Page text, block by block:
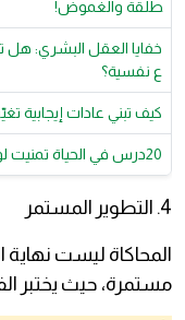
طلقة والغموض!
خفايا العقل البشري: هل
ع نفسية؟
كيف تبني عادات إيجابية
20درس في الحياة تمنيت لو عرفتها من قبل
4. التطوير المستمر
المحاكاة ليست نهاية
مستمرة، حيث يختبر